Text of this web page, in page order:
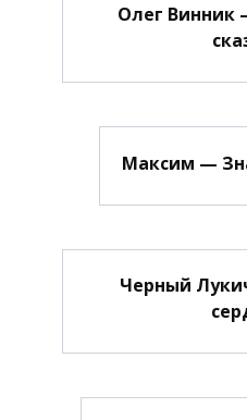
Олег Винник
Максим —
Черный